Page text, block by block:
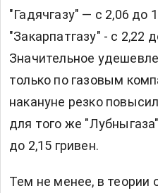
"Гадячгазу" — с 2,06 до
"Закарпатгазу" - с 2,22
Значительное
только по газовым
накануне резко
для того же
до 2,15 гривен.
Тем не менее, в теории